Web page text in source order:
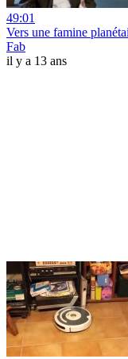
49:01
Vers une famine
Fab
il y a 13 ans